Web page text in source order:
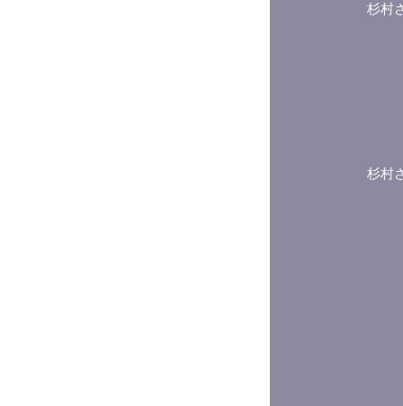
杉村
杉村